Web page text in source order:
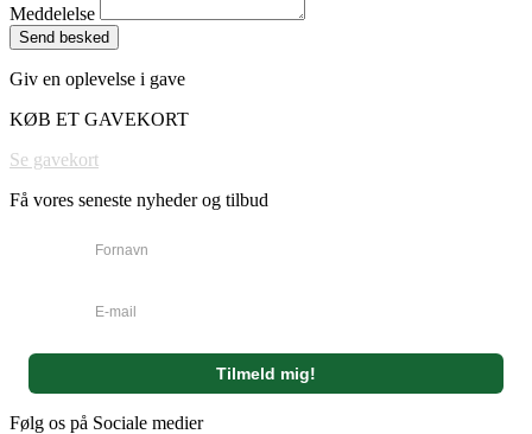
Meddelelse
Send besked
Giv en oplevelse i gave
KØB ET GAVEKORT
Se gavekort
Få vores seneste nyheder og tilbud
Følg os på Sociale medier